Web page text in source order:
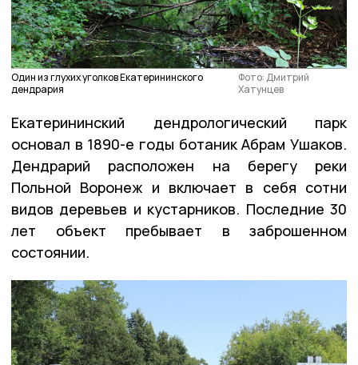
Один из глухих уголков Екатерининского
дендрария
Фото: Дмитрий
Хатунцев
Екатерининский дендрологический парк
основал в 1890-е годы ботаник Абрам Ушаков.
Дендрарий расположен на берегу реки
Польной Воронеж и включает в себя сотни
видов деревьев и кустарников. Последние 30
лет объект пребывает в заброшенном
состоянии.